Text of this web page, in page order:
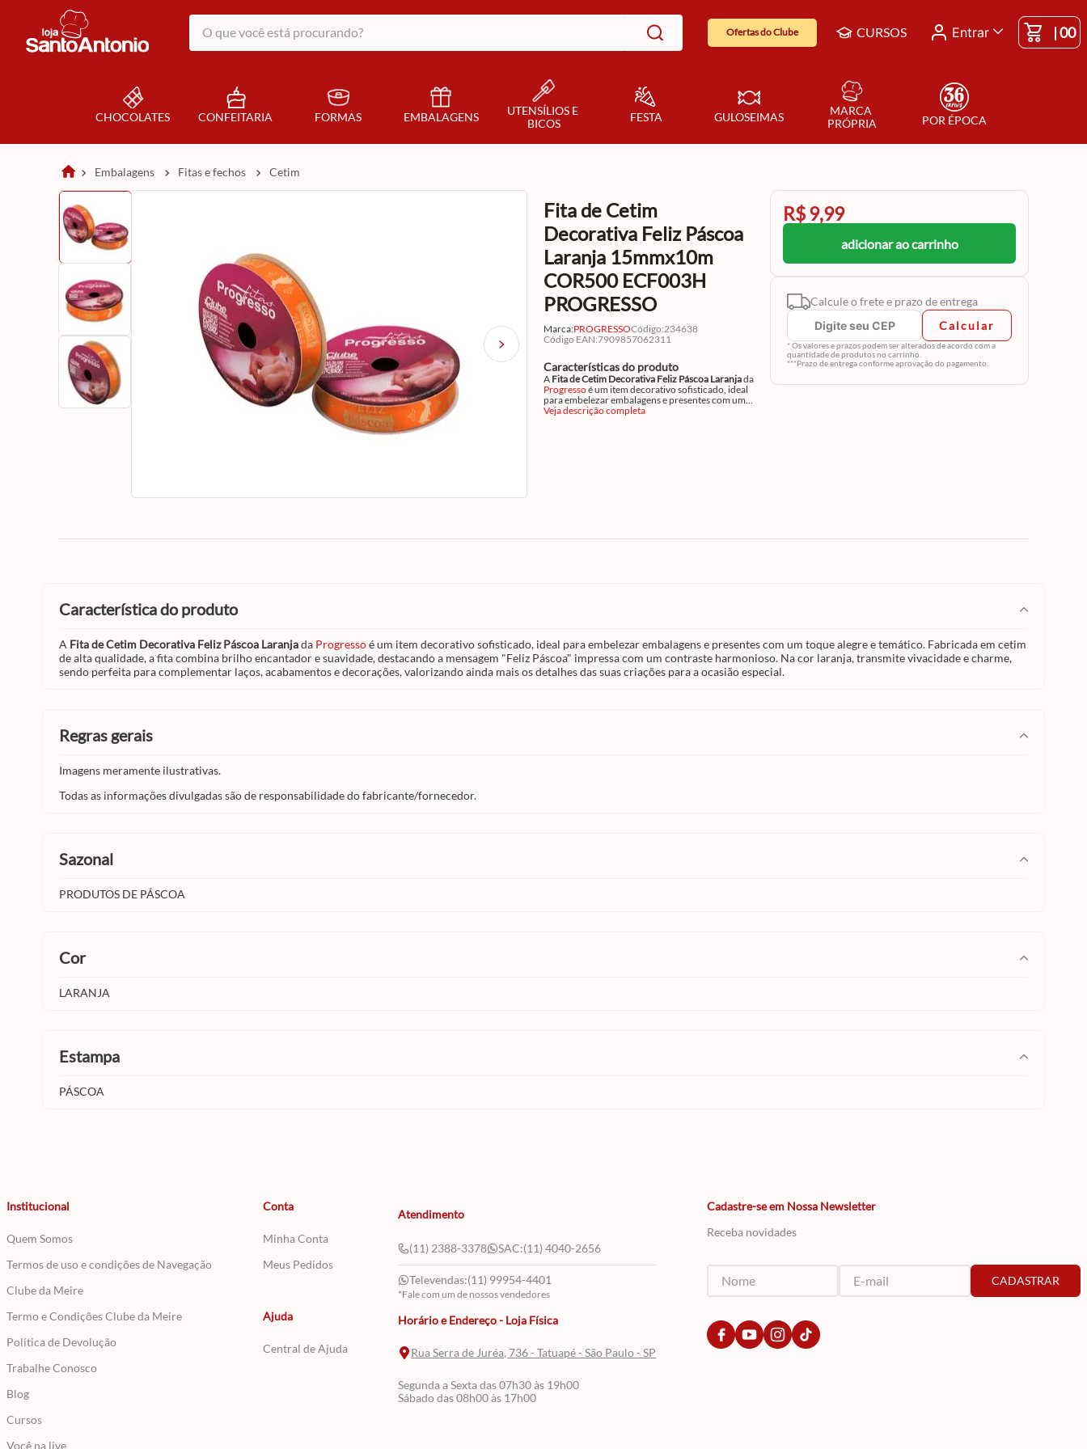
O que você está procurando?
Ofertas do Clube CURSOS Entrar |00
CHOCOLATES CONFEITARIA FORMAS EMBALAGENS
UTENSÍLIOS E
BICOS
FESTA GULOSEIMAS
MARCA
PRÓPRIA
POR ÉPOCA
embalagens fitas e fechos cetim
Fita de Cetim
Decorativa Feliz Páscoa
Laranja 15mmx10m
COR500 ECF003H
PROGRESSO
Marca:PROGRESSOCódigo:234638
Código EAN:7909857062311
Características do produto
A Fita de Cetim Decorativa Feliz Páscoa Laranjada
Progresso
para embelezar embalagens e presentes com um
toque alegre e temático. Fabricada em cetim de
Veja descrição completa
R$ 9,99
adicionar ao carrinho
Calcule o frete e prazo de entrega
Calcular
* Os valores e prazos podem ser alterados de acordo com a
quantidade de produtos no carrinho.
***Prazo de entrega conforme aprovação do pagamento.
característica do produto
A Fita de Cetim Decorativa Feliz Páscoa Laranjada Progressoé um item decorativo sofisticado, ideal para embelezar embalagens e presentes com um toque alegre e temático. Fabricada em cetim
de alta qualidade, a fita combina brilho encantador e suavidade, destacando a mensagem "Feliz Páscoa" impressa com um contraste harmonioso. Na cor laranja, transmite vivacidade e charme,
sendo perfeita para complementar laços, acabamentos e decorações, valorizando ainda mais os detalhes das suas criações para a ocasião especial.
regras gerais
Imagens meramente ilustrativas.
Todas as informações divulgadas são de responsabilidade do fabricante/fornecedor.
sazonal
PRODUTOS DE PÁSCOA
cor
LARANJA
estampa
PÁSCOA
Institucional
Quem Somos
Termos de uso e condições de Navegação
Clube da Meire
Termo e Condições Clube da Meire
Política de Devolução
Trabalhe Conosco
Blog
Cursos
Você na live
Conta
Minha Conta
Meus Pedidos
Ajuda
Central de Ajuda
Atendimento
(11) 2388-3378 SAC:(11) 4040-2656
Televendas:(11) 99954-4401
*Fale com um de nossos vendedores
Horário e Endereço - Loja Física
Rua Serra de Juréa, 736 - Tatuapé - São Paulo - SP
Segunda a Sexta das 07h30 às 19h00
Sábado das 08h00 às 17h00
Cadastre-se em Nossa Newsletter
Receba novidades
CADASTRAR